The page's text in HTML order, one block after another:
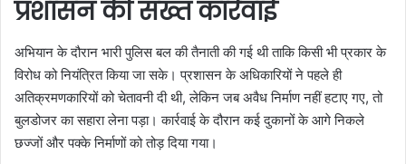
प्रशासन की सख्त कार्रवाई
अभियान के दौरान भारी पुलिस बल की तैनाती की गई थी ताकि किसी भी प्रकार के
विरोध को नियंत्रित किया जा सके। प्रशासन के अधिकारियों ने पहले ही
अतिक्रमणकारियों को चेतावनी दी थी, लेकिन जब अवैध निर्माण नहीं हटाए गए, तो
बुलडोजर का सहारा लेना पड़ा। कार्रवाई के दौरान कई दुकानों के आगे निकले
छज्जों और पक्के निर्माणों को तोड़ दिया गया।